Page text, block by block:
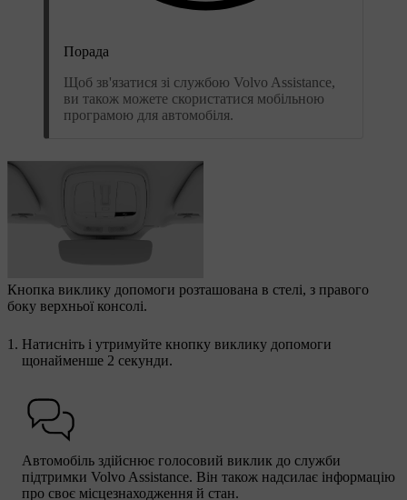
Порада
Щоб зв'язатися зі службою Volvo Assistance,
ви також можете скористатися мобільною
програмою для автомобіля.
Кнопка виклику допомоги розташована в стелі, з правого
боку верхньої консолі.
Натисніть і утримуйте кнопку виклику допомоги
щонайменше 2 секунди.
Автомобіль здійснює голосовий виклик до служби
підтримки Volvo Assistance. Він також надсилає інформацію
про своє місцезнаходження й стан.